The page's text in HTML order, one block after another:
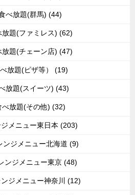
べ放題(群馬) (44)
放題(ファミレス) (62)
放題(チェーン店) (47)
放題(ピザ等） (19)
放題(スイーツ) (43)
べ放題(その他) (32)
メニュー東日本 (203)
ンジメニュー北海道 (9)
ンジメニュー東京 (48)
ジメニュー神奈川 (12)